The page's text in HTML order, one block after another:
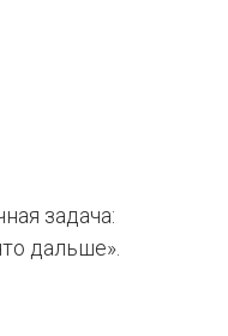
задача:
дальше».